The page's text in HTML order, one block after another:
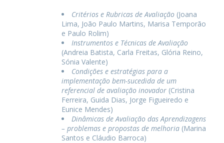
Critérios e Rubricas de Avaliação (Joana
Lima, João Paulo Martins, Marisa Temporão
e Paulo Rolim)
Instrumentos e Técnicas de Avaliação
(Andreia Batista, Carla Freitas, Glória Reino,
Sónia Valente)
Condições e estratégias para a
implementação bem-sucedida de um
referencial de avaliação inovador (Cristina
Ferreira, Guida Dias, Jorge Figueiredo e
Eunice Mendes)
Dinâmicas de Avaliação das Aprendizagens
– problemas e propostas de melhoria (Marina
Santos e Cláudio Barroca)